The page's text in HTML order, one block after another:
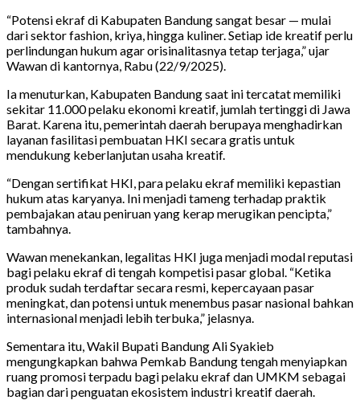
“Potensi ekraf di Kabupaten Bandung sangat besar — mulai
dari sektor fashion, kriya, hingga kuliner. Setiap ide kreatif perlu
perlindungan hukum agar orisinalitasnya tetap terjaga,” ujar
Wawan di kantornya, Rabu (22/9/2025).
Ia menuturkan, Kabupaten Bandung saat ini tercatat memiliki
sekitar 11.000 pelaku ekonomi kreatif, jumlah tertinggi di Jawa
Barat. Karena itu, pemerintah daerah berupaya menghadirkan
layanan fasilitasi pembuatan HKI secara gratis untuk
mendukung keberlanjutan usaha kreatif.
“Dengan sertifikat HKI, para pelaku ekraf memiliki kepastian
hukum atas karyanya. Ini menjadi tameng terhadap praktik
pembajakan atau peniruan yang kerap merugikan pencipta,”
tambahnya.
Wawan menekankan, legalitas HKI juga menjadi modal reputasi
bagi pelaku ekraf di tengah kompetisi pasar global. “Ketika
produk sudah terdaftar secara resmi, kepercayaan pasar
meningkat, dan potensi untuk menembus pasar nasional bahkan
internasional menjadi lebih terbuka,” jelasnya.
Sementara itu, Wakil Bupati Bandung Ali Syakieb
mengungkapkan bahwa Pemkab Bandung tengah menyiapkan
ruang promosi terpadu bagi pelaku ekraf dan UMKM sebagai
bagian dari penguatan ekosistem industri kreatif daerah.